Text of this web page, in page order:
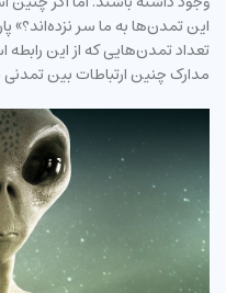
این تمدن‌ها به ما سر نزده‌اند؟»
تعداد تمدن‌هایی که از این
مدارک چنین ارتباطات بین